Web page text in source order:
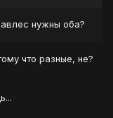
нужны оба?
что разные, не?